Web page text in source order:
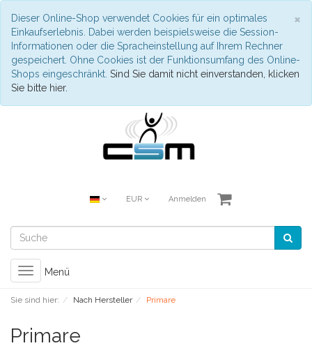
×
Dieser Online-Shop verwendet Cookies für ein optimales
Einkaufserlebnis. Dabei werden beispielsweise die Session-
Informationen oder die Spracheinstellung auf Ihrem Rechner
gespeichert. Ohne Cookies ist der Funktionsumfang des Online-
Shops eingeschränkt. Sind Sie damit nicht einverstanden, klicken
Sie bitte hier.
EUR Anmelden
Toggle
navigation
Menü
Sie sind hier: Nach Hersteller Primare
Primare